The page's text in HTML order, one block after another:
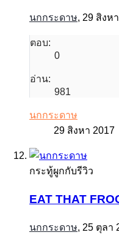
นกกระดาษ, 29 สิงห
ตอบ:
0
อ่าน:
981
นกกระดาษ
29 สิงหา 2017
กระทู้ผูกกับรีวิว
EAT THAT
นกกระดาษ, 25 ตุลา